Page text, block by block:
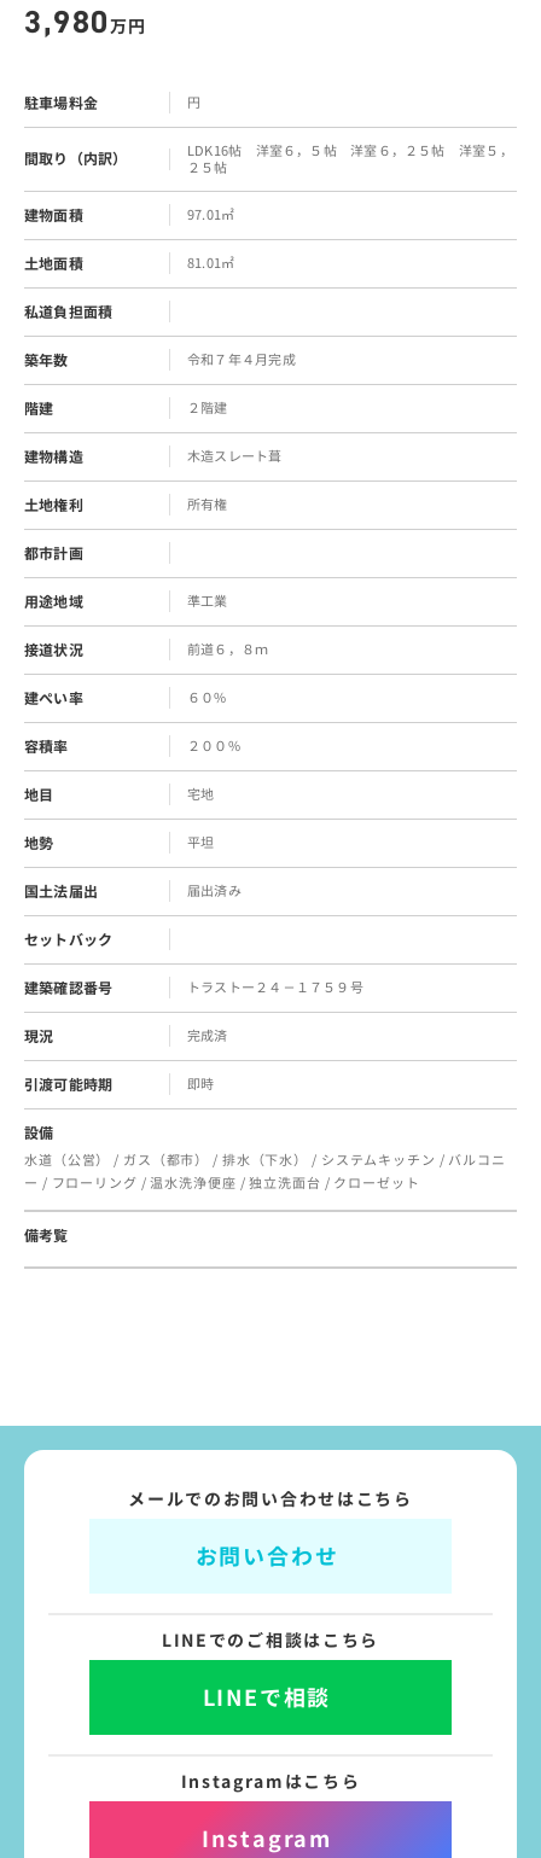
3,980万円
駐車場料金 円
間取り（内訳）
LDK16帖 洋室６，５帖 洋室６，２５帖 洋室５，
２５帖
建物面積 97.01㎡
土地面積 81.01㎡
私道負担面積
築年数 令和７年４月完成
階建 ２階建
建物構造 木造スレート葺
土地権利 所有権
都市計画
用途地域 準工業
接道状況 前道６，８ｍ
建ぺい率 ６０%
容積率 ２００%
地目 宅地
地勢 平坦
国土法届出 届出済み
セットバック
建築確認番号 トラストー２４－１７５９号
現況 完成済
引渡可能時期 即時
設備
水道（公営） / ガス（都市） / 排水（下水） / システムキッチン / バルコニ
ー / フローリング / 温水洗浄便座 / 独立洗面台 / クローゼット
備考覧
メールでのお問い合わせはこちら
お問い合わせ
LINEでのご相談はこちら
LINEで相談
Instagramはこちら
Instagram